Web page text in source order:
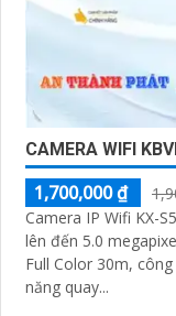
CAMERA WIFI
1,700,000 ₫
Camera IP Wifi KX-
lên đến 5.0
Full Color 30m,
năng quay...